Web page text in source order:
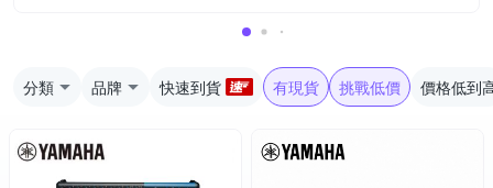
分類 品牌 快速到貨 有現貨 挑戰低價 價格低到